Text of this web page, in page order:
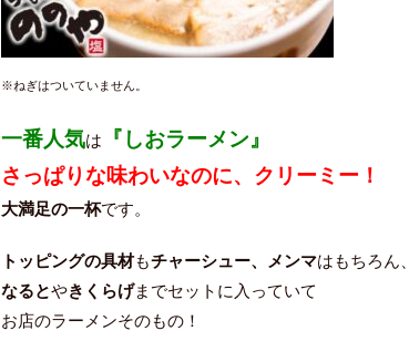
※ねぎはついていません。
一番人気は
『しおラーメン』
さっぱりな味わいなのに、クリーミー！
大満足の一杯です。
トッピングの具材もチャーシュー、メンマはもちろん、
なるとやきくらげまでセットに入っていて
お店のラーメンそのもの！